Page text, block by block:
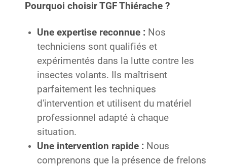
Pourquoi choisir TGF Thiérache ?
Une expertise reconnue : Nos
techniciens sont qualifiés et
expérimentés dans la lutte contre les
insectes volants. Ils maîtrisent
parfaitement les techniques
d'intervention et utilisent du matériel
professionnel adapté à chaque
situation.
Une intervention rapide : Nous
comprenons que la présence de frelons